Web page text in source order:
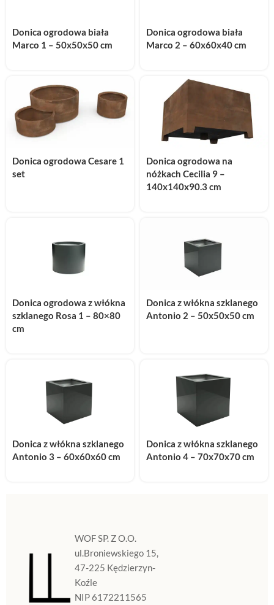
Donica ogrodowa biała
Marco 1 – 50x50x50 cm
Donica ogrodowa biała
Marco 2 – 60x60x40 cm
Donica ogrodowa Cesare 1
set
Donica ogrodowa na
nóżkach Cecilia 9 –
140x140x90.3 cm
Donica ogrodowa z włókna
szklanego Rosa 1 – 80×80
cm
Donica z włókna szklanego
Antonio 2 – 50x50x50 cm
Donica z włókna szklanego
Antonio 3 – 60x60x60 cm
Donica z włókna szklanego
Antonio 4 – 70x70x70 cm
WOF SP. Z O.O.
ul.Broniewskiego 15,
47-225 Kędzierzyn-
Koźle
NIP 6172211565